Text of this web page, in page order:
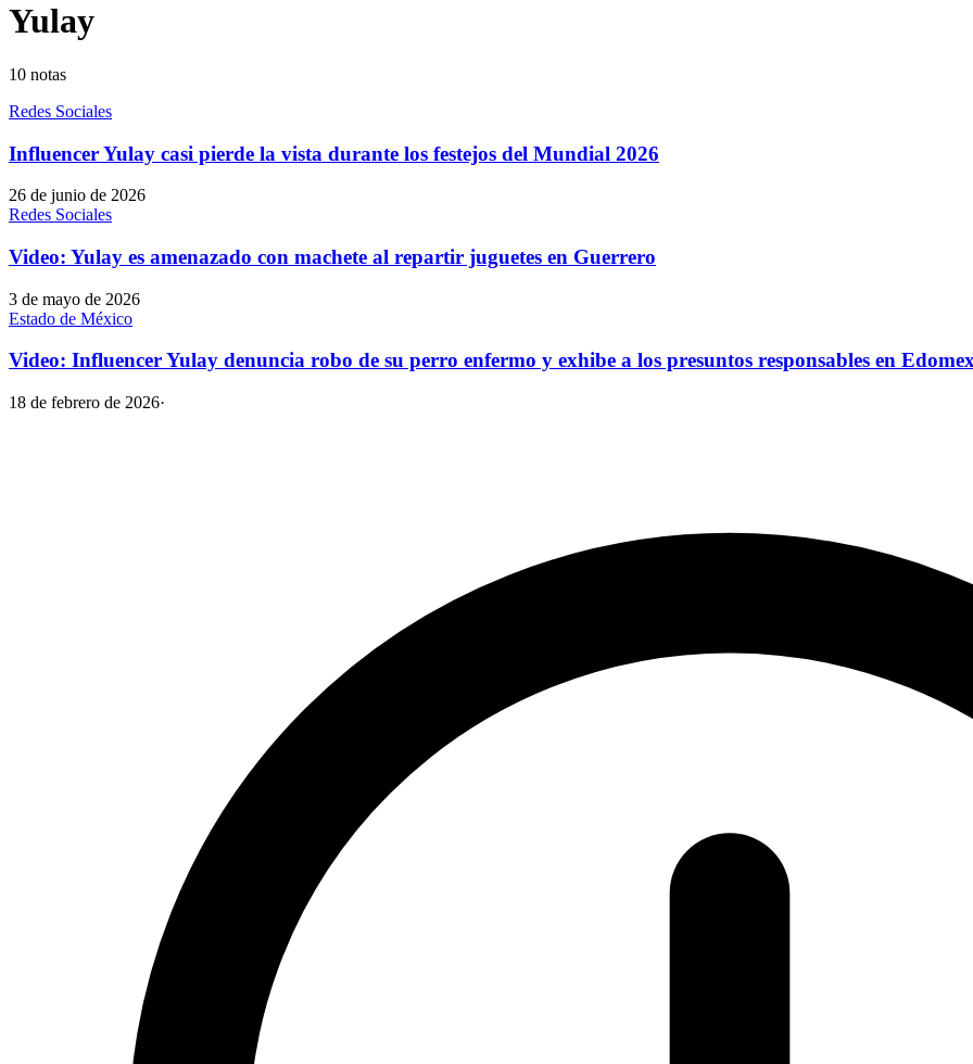
Yulay
10 notas
Redes Sociales
Influencer Yulay casi pierde la vista durante los festejos del Mundial 2026
26 de junio de 2026
Redes Sociales
Video: Yulay es amenazado con machete al repartir juguetes en Guerrero
3 de mayo de 2026
Estado de México
Video: Influencer Yulay denuncia robo de su perro enfermo y exhibe a los presuntos responsables en
18 de febrero de 2026·